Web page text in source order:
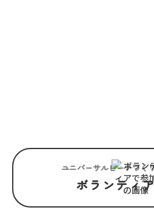
ユニバーサルビーチつく
ボランティ